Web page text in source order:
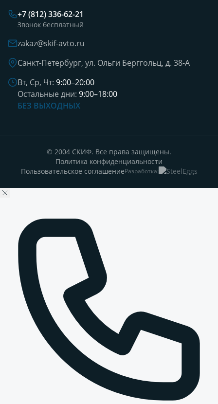
+7 (812) 336-62-21
Звонок бесплатный
zakaz@skif-avto.ru
Санкт-Петербург, ул. Ольги Берггольц, д. 38-А
Вт, Ср, Чт: 9:00–20:00
Остальные дни: 9:00–18:00
БЕЗ ВЫХОДНЫХ
© 2004 СКИФ. Все права защищены.
Политика конфиденциальности
Пользовательское соглашениеРазработка: